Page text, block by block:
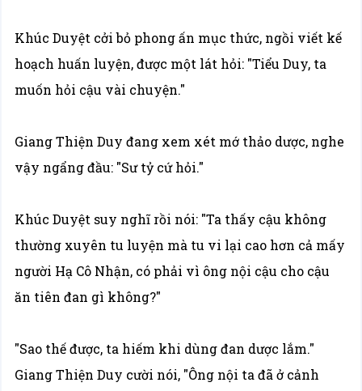
Khúc Duyệt cởi bỏ phong ấn mục thức, ngồi viết kế
hoạch huấn luyện, được một lát hỏi: "Tiểu Duy, ta
muốn hỏi cậu vài chuyện."
Giang Thiện Duy đang xem xét mớ thảo dược, nghe
vậy ngẩng đầu: "Sư tỷ cứ hỏi."
Khúc Duyệt suy nghĩ rồi nói: "Ta thấy cậu không
thường xuyên tu luyện mà tu vi lại cao hơn cả mấy
người Hạ Cô Nhận, có phải vì ông nội cậu cho cậu
ăn tiên đan gì không?"
"Sao thế được, ta hiếm khi dùng đan dược lắm."
Giang Thiện Duy cười nói, "Ông nội ta đã ở cảnh